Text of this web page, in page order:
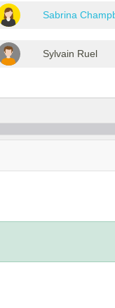
Sabrina
Sylvain Ruel